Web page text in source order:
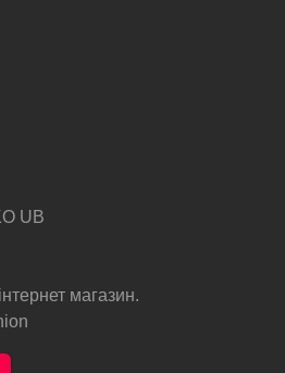
UB
магазин.